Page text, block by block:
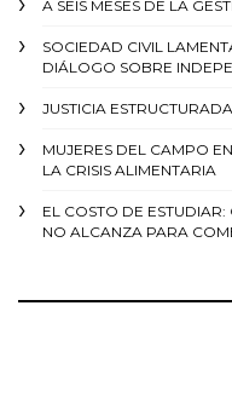
A SEIS MESES DE LA
SOCIEDAD CIVIL
DIÁLOGO SOBRE
JUSTICIA
MUJERES DEL CAMPO
LA CRISIS ALIMENTARIA
EL COSTO DE
NO ALCANZA PARA